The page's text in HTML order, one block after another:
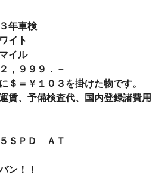
年車検
イト
イル
，９９９．－
＄＝￥１０３を掛けた物です。
賃、予備検査代、国内登録諸費用
ＰＤ ＡＴ
ン！！